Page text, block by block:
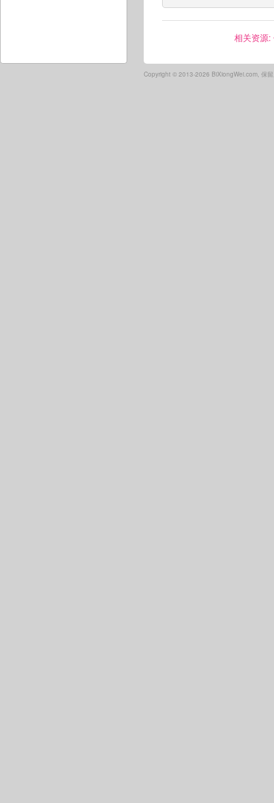
相关资源:
Copyright © 2013-2026 BiXiongWei.com, 保